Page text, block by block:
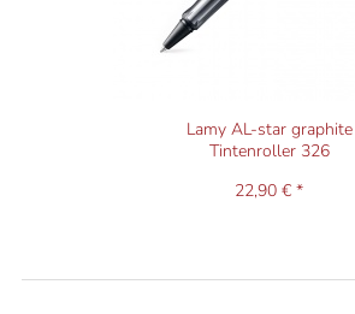
Lamy AL-star graphite
Tintenroller 326
22,90 € *